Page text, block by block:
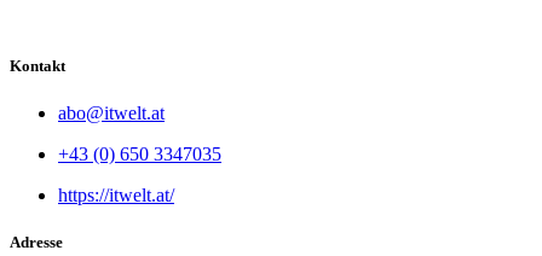
Kontakt
abo@itwelt.at
+43 (0) 650 3347035
https://itwelt.at/
Adresse